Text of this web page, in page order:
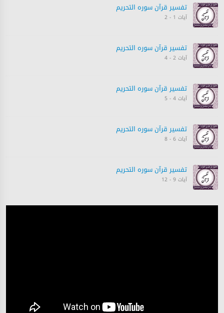
تفسیر قرآن سورہ ‎التحريم
آیات 1 - 2
تفسیر قرآن سورہ ‎التحريم
آیات 2 - 4
تفسیر قرآن سورہ ‎التحريم
آیات 4 - 5
تفسیر قرآن سورہ ‎التحريم
آیات 6 - 8
تفسیر قرآن سورہ ‎التحريم
آیات 9 - 12